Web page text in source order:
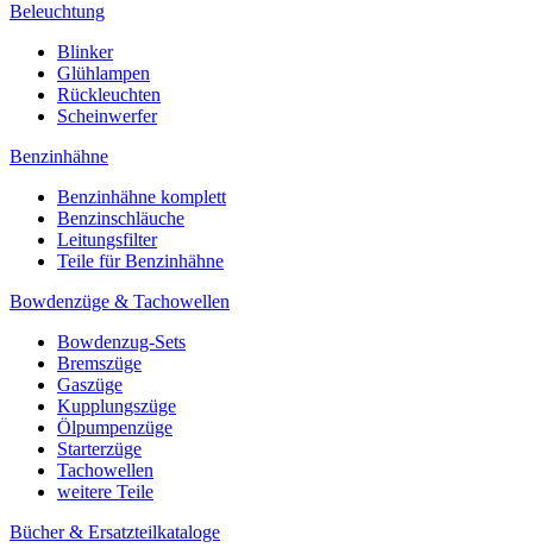
Beleuchtung
Blinker
Glühlampen
Rückleuchten
Scheinwerfer
Benzinhähne
Benzinhähne komplett
Benzinschläuche
Leitungsfilter
Teile für Benzinhähne
Bowdenzüge & Tachowellen
Bowdenzug-Sets
Bremszüge
Gaszüge
Kupplungszüge
Ölpumpenzüge
Starterzüge
Tachowellen
weitere Teile
Bücher & Ersatzteilkataloge